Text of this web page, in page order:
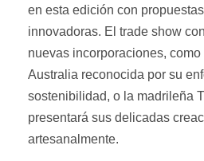
en esta edición con
innovadoras. El trade show
nuevas incorporaciones,
Australia reconocida por su
sostenibilidad, o la madrileña
presentará sus delicadas
artesanalmente.